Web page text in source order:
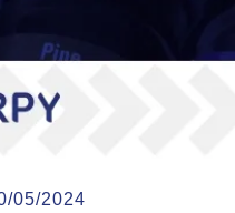
05/2024